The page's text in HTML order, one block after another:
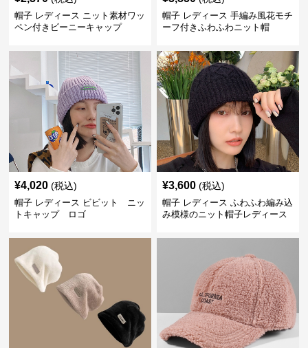
帽子 レディース ニット素材ワッ
ペン付きビーニーキャップ
帽子 レディース 手編み風花モチ
ーフ付きふわふわニット帽
¥4,020 (税込)
帽子 レディース ビビット ニッ
トキャップ ロゴ
¥3,600 (税込)
帽子 レディース ふわふわ編み込
み模様のニット帽子レディース